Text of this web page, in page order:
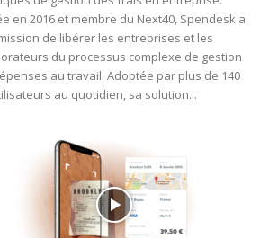
en 2016 et membre du Next40, Spendesk a
de libérer les entreprises et les
du processus complexe de gestion
au travail. Adoptée par plus de 140
au quotidien, sa solution...